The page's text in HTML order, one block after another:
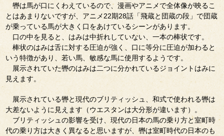
轡は馬が口にくわえているので、漫画やアニメで全体像が映るこ
とはあまりないですが、アニメ22期28話「飛蔵と団蔵の段」で団蔵
が乗っている馬が大きく口をあけているシーンがあります。
口の中を見ると、はみは中折れしていない、一本の棒状です。
棒状のはみは舌に対する圧迫が強く、口に等分に圧迫が加わると
いう特徴があり、若い馬、敏感な馬に使用するようです。
展示されていた轡のはみは二つに分かれているジョイントはみに
見えます。
展示されている轡と現代のブリティッシュ、和式で使われる轡は
大差ないように見えます（ウエスタンは大分形が違います）。
ブリティッシュの影響を受け、現代の日本の馬の乗り方と室町時
代の乗り方は大きく異なると思いますが、轡は室町時代の日本のも